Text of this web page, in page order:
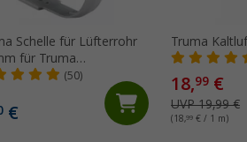
Schelle für Lüfterrohr
für Truma
(50)
€
Truma
18,99 €
UVP 19,99 €
(18,99 € / 1 m)